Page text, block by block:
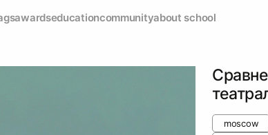
awardseducationcommunityabout school
moscow